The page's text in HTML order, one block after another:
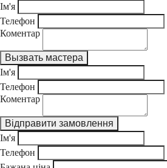
Ім'я
Телефон
Коментар
Ім'я
Телефон
Коментар
Ім'я
Телефон